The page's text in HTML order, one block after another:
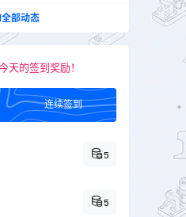
部动态
天的签到奖励！
连续签到
5
5